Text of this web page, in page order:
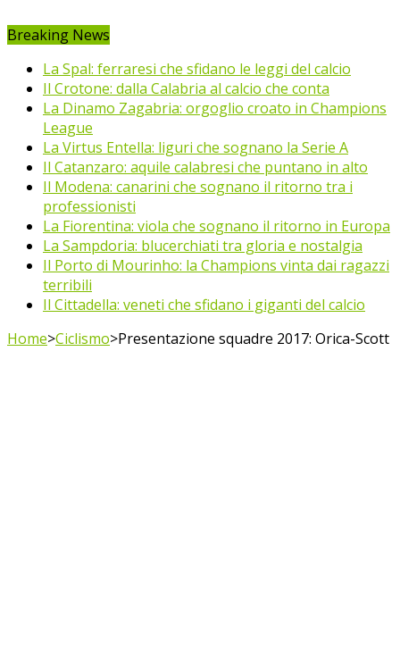
Breaking News
La Spal: ferraresi che sfidano le leggi del calcio
Il Crotone: dalla Calabria al calcio che conta
La Dinamo Zagabria: orgoglio croato in Champions
League
La Virtus Entella: liguri che sognano la Serie A
Il Catanzaro: aquile calabresi che puntano in alto
Il Modena: canarini che sognano il ritorno tra i
professionisti
La Fiorentina: viola che sognano il ritorno in Europa
La Sampdoria: blucerchiati tra gloria e nostalgia
Il Porto di Mourinho: la Champions vinta dai ragazzi
terribili
Il Cittadella: veneti che sfidano i giganti del calcio
Home>Ciclismo>Presentazione squadre 2017: Orica-Scott